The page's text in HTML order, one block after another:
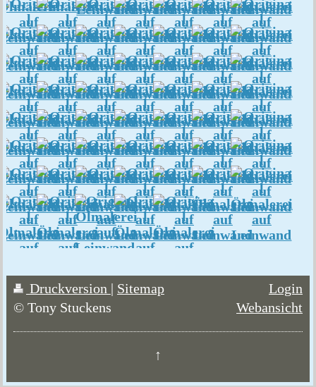
Druckversion
Sitemap
© Tony Stuckens
Login
Webansicht
↑